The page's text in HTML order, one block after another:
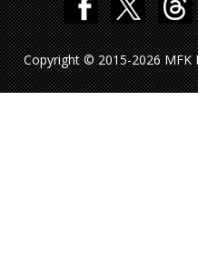
Copyright © 2015-2026 MFK